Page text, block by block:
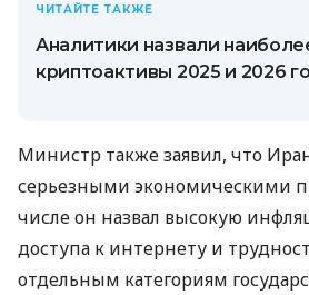
ЧИТАЙТЕ ТАКЖЕ
Аналитики назвали
криптоактивы 2025 и 2026
Министр также заявил, что
серьезными экономическими
числе он назвал высокую
доступа к интернету и
отдельным категориям